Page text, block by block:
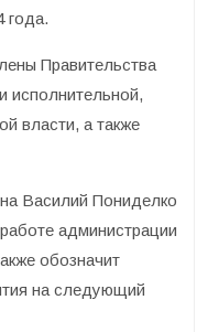
года.
Правительства
исполнительной,
власти, а также
Василий Пониделко
администрации
обозначит
на следующий